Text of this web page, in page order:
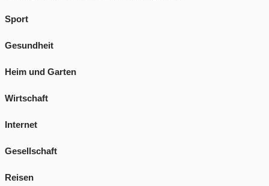
Sport
Gesundheit
Heim und Garten
Wirtschaft
Internet
Gesellschaft
Reisen